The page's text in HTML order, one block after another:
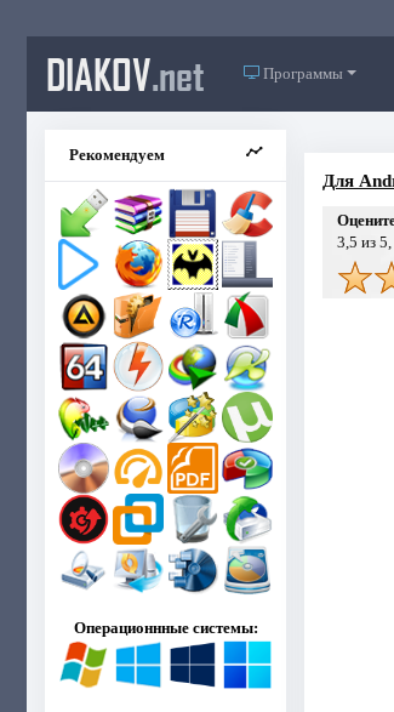
DIAKOV.net Программы
Рекомендуем
Операционнные системы:
Для
3,5 из